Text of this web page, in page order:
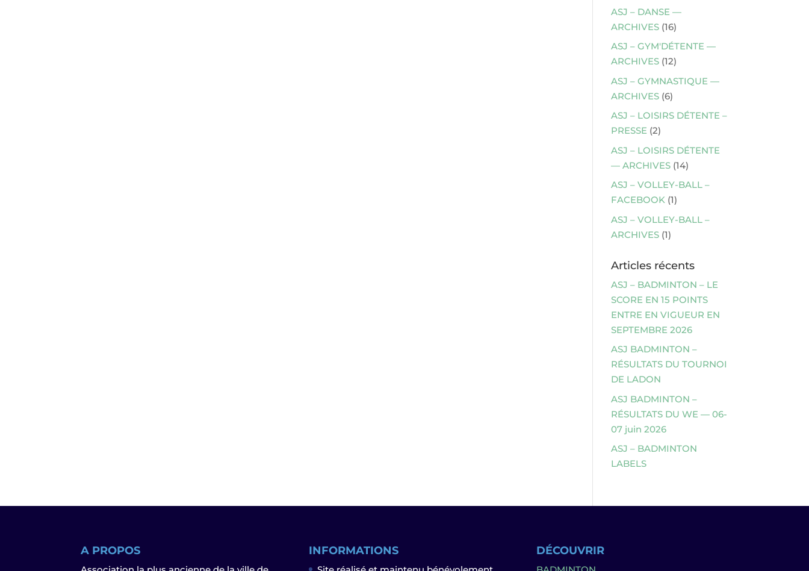
ASJ – DANSE —
ARCHIVES (16)
ASJ – GYM'DÉTENTE —
ARCHIVES (12)
ASJ – GYMNASTIQUE —
ARCHIVES (6)
ASJ – LOISIRS DÉTENTE –
PRESSE (2)
ASJ – LOISIRS DÉTENTE
— ARCHIVES (14)
ASJ – VOLLEY-BALL –
FACEBOOK (1)
ASJ – VOLLEY-BALL –
ARCHIVES (1)
Articles récents
ASJ – BADMINTON – LE
SCORE EN 15 POINTS
ENTRE EN VIGUEUR EN
SEPTEMBRE 2026
ASJ BADMINTON –
RÉSULTATS DU TOURNOI
DE LADON
ASJ BADMINTON –
RÉSULTATS DU WE — 06-
07 juin 2026
ASJ – BADMINTON
LABELS
A PROPOS INFORMATIONS DÉCOUVRIR